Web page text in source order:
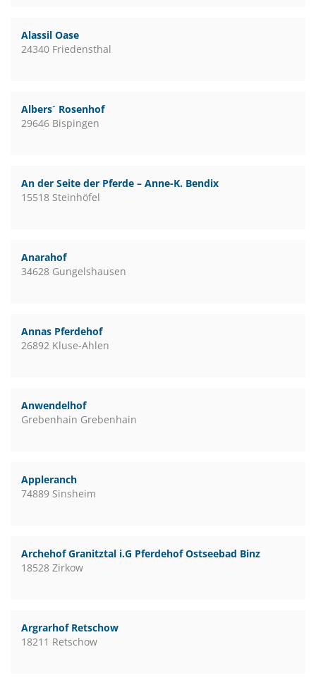
Alassil Oase
24340 Friedensthal
Albers´ Rosenhof
29646 Bispingen
An der Seite der Pferde – Anne-K. Bendix
15518 Steinhöfel
Anarahof
34628 Gungelshausen
Annas Pferdehof
26892 Kluse-Ahlen
Anwendelhof
Grebenhain Grebenhain
Appleranch
74889 Sinsheim
Archehof Granitztal i.G Pferdehof Ostseebad Binz
18528 Zirkow
Argrarhof Retschow
18211 Retschow